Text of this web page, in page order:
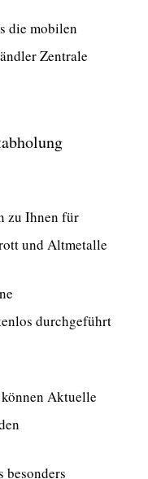
die mobilen
Zentrale
zu Ihnen für
und Altmetalle
durchgeführt
können Aktuelle
besonders